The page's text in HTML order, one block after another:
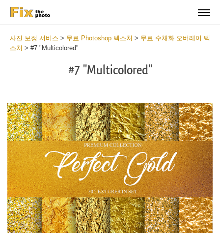
사진 보정 서비스 > 무료 Photoshop 텍스처 > 무료 수채화 오버레이 텍
스처 > #7 "Multicolored"
#7 "Multicolored"